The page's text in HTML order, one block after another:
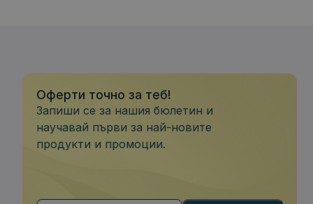
Оферти точно за теб!
Запиши се за нашия бюлетин и
научавай първи за най-новите
продукти и промоции.